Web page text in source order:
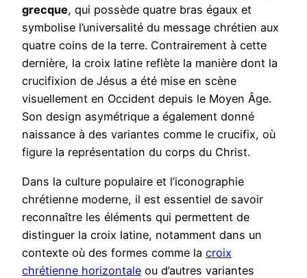
grecque, qui possède quatre bras égaux et
symbolise l’universalité du message chrétien aux
quatre coins de la terre. Contrairement à cette
dernière, la croix latine reflète la manière dont la
crucifixion de Jésus a été mise en scène
visuellement en Occident depuis le Moyen Âge.
Son design asymétrique a également donné
naissance à des variantes comme le crucifix, où
figure la représentation du corps du Christ.
Dans la culture populaire et l’iconographie
chrétienne moderne, il est essentiel de savoir
reconnaître les éléments qui permettent de
distinguer la croix latine, notamment dans un
contexte où des formes comme la croix
chrétienne horizontale ou d’autres variantes